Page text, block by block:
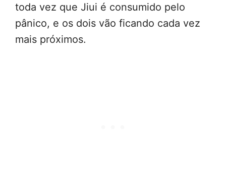
toda vez que Jiui é consumido pelo
pânico, e os dois vão ficando cada vez
mais próximos.